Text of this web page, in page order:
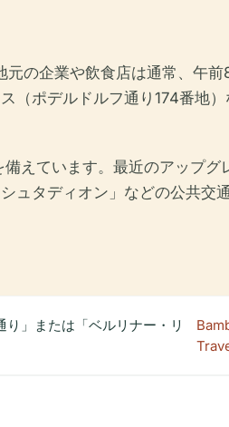
の企業や飲食店は通常、午
（ポデルドルフ通り174番地
えています。最近のアップグ
ュタディオン」などの公共交
」または「ベルリナー・リ